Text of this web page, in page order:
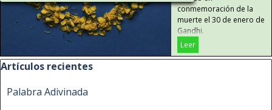
conmemoración de la
muerte el 30 de enero de
Gandhi.
Leer
Saltar el bloque Artículos recientes
Artículos recientes
Palabra Adivinada